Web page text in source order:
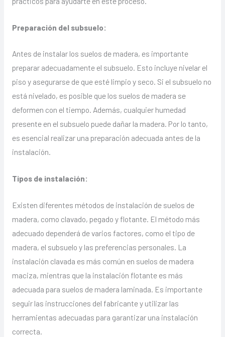
Preparación del subsuelo:
Antes de instalar los suelos de madera, es importante
preparar adecuadamente el subsuelo. Esto incluye nivelar el
piso y asegurarse de que esté limpio y seco. Si el subsuelo no
está nivelado, es posible que los suelos de madera se
deformen con el tiempo. Además, cualquier humedad
presente en el subsuelo puede dañar la madera. Por lo tanto,
es esencial realizar una preparación adecuada antes de la
instalación.
Tipos de instalación:
Existen diferentes métodos de instalación de suelos de
madera, como clavado, pegado y flotante. El método más
adecuado dependerá de varios factores, como el tipo de
madera, el subsuelo y las preferencias personales. La
instalación clavada es más común en suelos de madera
maciza, mientras que la instalación flotante es más
adecuada para suelos de madera laminada. Es importante
seguir las instrucciones del fabricante y utilizar las
herramientas adecuadas para garantizar una instalación
correcta.